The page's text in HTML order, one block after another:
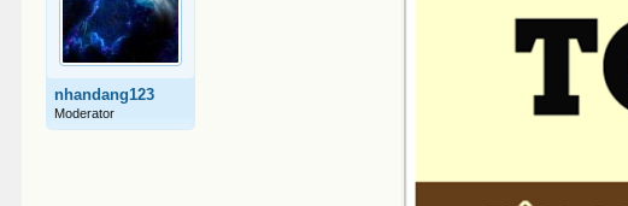
nhandang123
Moderator